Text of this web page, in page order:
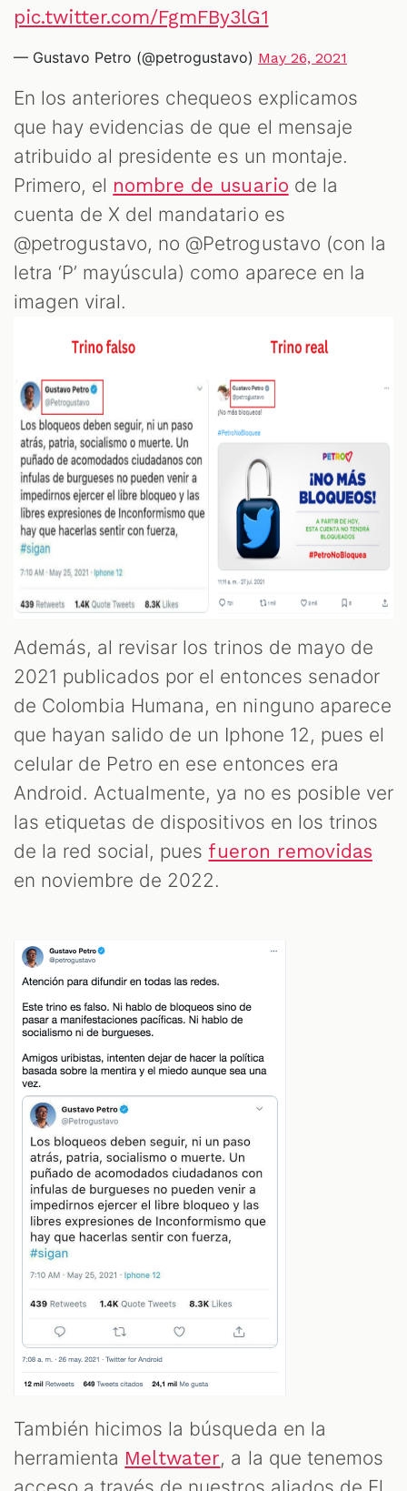
pic.twitter.com/FgmFBy3lG1
— Gustavo Petro (@petrogustavo) May 26, 2021
En los anteriores chequeos explicamos
que hay evidencias de que el mensaje
atribuido al presidente es un montaje.
Primero, el nombre de usuario de la
cuenta de X del mandatario es
@petrogustavo, no @Petrogustavo (con la
letra ‘P’ mayúscula) como aparece en la
imagen viral.
Además, al revisar los trinos de mayo de
2021 publicados por el entonces senador
de Colombia Humana, en ninguno aparece
que hayan salido de un Iphone 12, pues el
celular de Petro en ese entonces era
Android. Actualmente, ya no es posible ver
las etiquetas de dispositivos en los trinos
de la red social, pues fueron removidas
en noviembre de 2022.
También hicimos la búsqueda en la
herramienta Meltwater, a la que tenemos